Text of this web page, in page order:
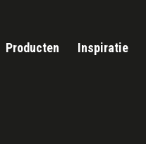
Producten Inspiratie